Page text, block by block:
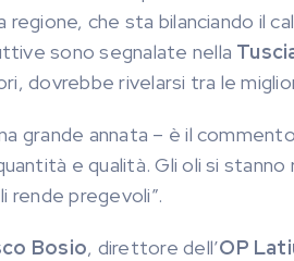
che sta bilanciando il
sono segnalate nella
dovrebbe rivelarsi tra le
grande annata – è il
e qualità. Gli oli si
rende pregevoli”.
Bosio, direttore dell’OP